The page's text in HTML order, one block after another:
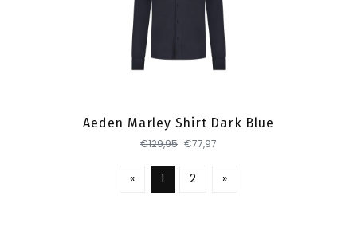
Aeden Marley Shirt Dark Blue
€129,95 €77,97
« 1 2 »